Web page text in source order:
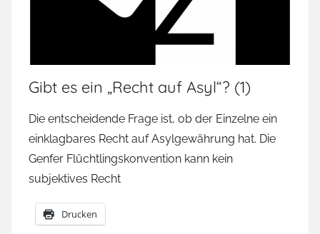
Gibt es ein „Recht auf Asyl“? (1)
Die entscheidende Frage ist, ob der Einzelne ein
einklagbares Recht auf Asylgewährung hat. Die
Genfer Flüchtlingskonvention kann kein
subjektives Recht
Drucken